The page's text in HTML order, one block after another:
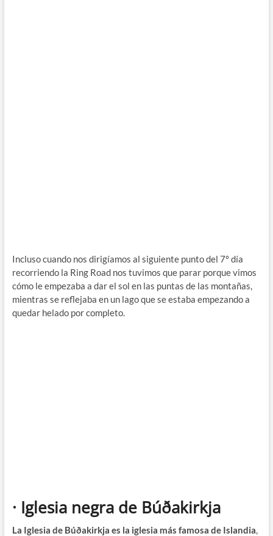
Incluso cuando nos dirigíamos al siguiente punto del 7º día
recorriendo la Ring Road nos tuvimos que parar porque vimos
cómo le empezaba a dar el sol en las puntas de las montañas,
mientras se reflejaba en un lago que se estaba empezando a
quedar helado por completo.
· Iglesia negra de Búðakirkja
La Iglesia de Búðakirkja es la iglesia más famosa de Islandia,